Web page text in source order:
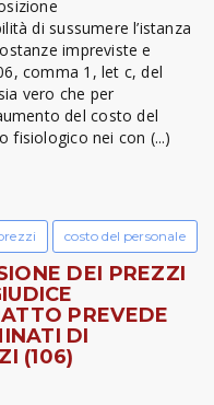
di sussumere l’istanza
impreviste e
comma 1, let c, del
vero che per
del costo del
fisiologico nei con (...)
costo del personale
DEI PREZZI
PREVEDE
DI
(106)